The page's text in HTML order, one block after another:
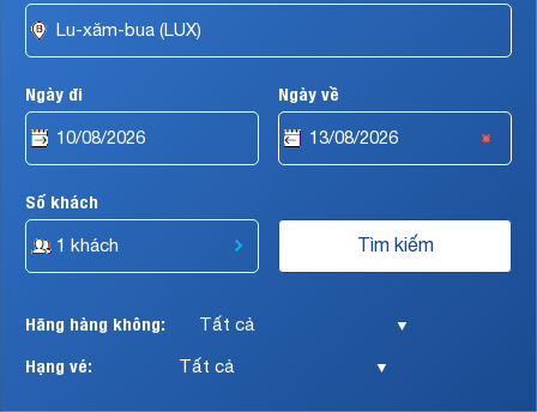
Airways,
Vietnam
Airlines,
Alitalia,
Bristish
Airways,
Turkish
Malaysia
Airlines,
v.v…
Ngày đi Ngày về
Số khách
Hãng hàng không: ▼
Hạng vé: ▼